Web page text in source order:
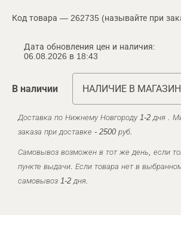
Код товара — 262735 (называйте при
Дата обновления цен и наличия:
06.08.2026 в 18:43
В наличии НАЛИЧИЕ В
Доставка по Нижнему Новгороду 1-2 дня .
заказа при доставке - 2500 руб.
Самовывоз возможен в тот же день, если
пункте выдачи. Если товара нет в
самовывоз 1-2 дня.